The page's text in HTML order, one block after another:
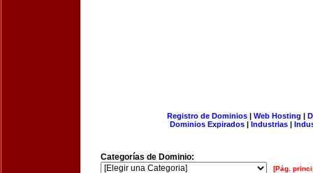
Registro de Dominios| Web Hosting |
Dominios Expirados | Industrias |
Categorías de Dominio:
[Pág.